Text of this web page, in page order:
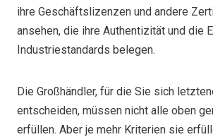
ihre Geschäftslizenzen und andere
ansehen, die ihre Authentizität und die
Industriestandards belegen.
Die Großhändler, für die Sie sich
entscheiden, müssen nicht alle oben
erfüllen. Aber je mehr Kriterien sie